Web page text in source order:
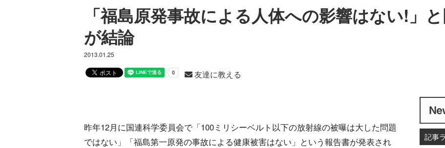
「福島原発事故による人体への影響はない!」
が結論
2013.01.25
友達に教える
昨年12月に国連科学委員会で「100ミリシーベルト以下の放射線の被曝は大した問題
ではない」「福島第一原発の事故による健康被害はない」という報告書が発表され
記事